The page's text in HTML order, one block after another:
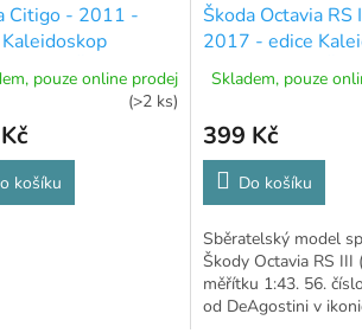
Citigo - 2011 -
vozů Škoda - 52
pouze online prodej
(>2 ks)
košíku
Škoda Octavia RS
2017 - edice
slavných vozů
Skladem, pouze
399 Kč
Do košíku
Sběratelský model
Škody Octavia RS III
měřítku 1:43. 56.
od DeAgostini v